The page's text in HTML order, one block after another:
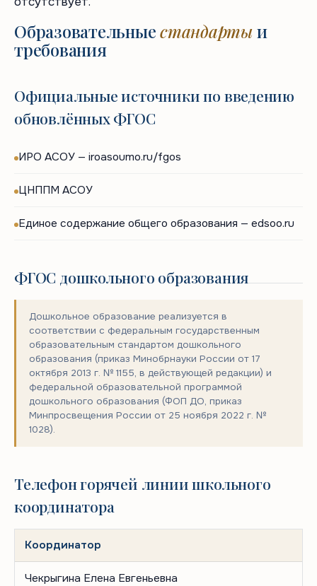
Образовательныестандартыи
требования
Официальные источники по введению
обновлённых ФГОС
ИРО АСОУ — iroasoumo.ru/fgos
ЦНППМ АСОУ
Единое содержание общего образования — edsoo.ru
ФГОС дошкольного образования
Дошкольное образование реализуется в
соответствии с федеральным государственным
образовательным стандартом дошкольного
образования (приказ Минобрнауки России от 17
октября 2013 г. № 1155, в действующей редакции) и
федеральной образовательной программой
дошкольного образования (ФОП ДО, приказ
Минпросвещения России от 25 ноября 2022 г. №
1028).
Телефон горячей линии школьного
координатора
Координатор
Чекрыгина Елена Евгеньевна